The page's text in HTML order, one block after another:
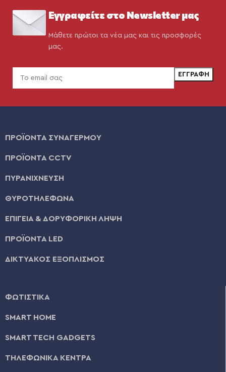
Εγγραφείτε στο Newsletter μας
Μάθετε πρώτοι τα νέα μας και τις προσφορές
μας.
ΠΡΟΪΟΝΤΑ ΣΥΝΑΓΕΡΜΟΥ
ΠΡΟΪΟΝΤΑ CCTV
ΠΥΡΑΝΙΧΝΕΥΣΗ
ΘΥΡΟΤΗΛΕΦΩΝΑ
ΕΠΙΓΕΙΑ & ΔΟΡΥΦΟΡΙΚΗ ΛΗΨΗ
ΠΡΟΪΟΝΤΑ LED
ΔΙΚΤΥΑΚΟΣ ΕΞΟΠΛΙΣΜΟΣ
ΦΩΤΙΣΤΙΚΑ
SMART HOME
SMART TECH GADGETS
ΤΗΛΕΦΩΝΙΚΑ ΚΕΝΤΡΑ